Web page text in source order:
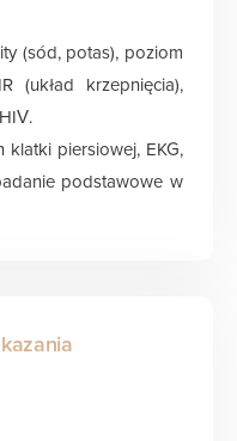
(sód, potas), poziom
(układ krzepnięcia),
klatki piersiowej, EKG,
podstawowe w